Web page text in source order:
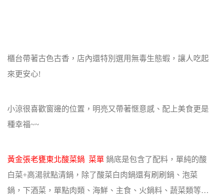
櫃台帶著古色古香，店內還特別選用無毒生態蝦，讓人吃起
來更安心!
小涼很喜歡窗邊的位置，明亮又帶著愜意感、配上美食更是
種幸福~~
黃金張老甕東北酸菜鍋 菜單 鍋底是包含了配料，單純的酸
白菜+高湯就點清鍋，除了酸菜白肉鍋還有刷刷鍋、泡菜
鍋， 下酒菜，單點肉類、海鮮、主食、火鍋料、蔬菜類等…